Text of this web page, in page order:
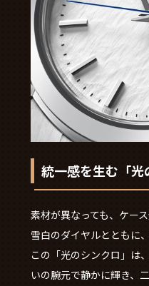
統一感を生む「光
素材が異なっても、ケー
雪白のダイヤルとともに
この「光のシンクロ」は
いの腕元で静かに輝き、